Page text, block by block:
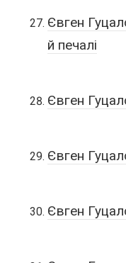
Євген
й печалі
Євген
Євген
Євген